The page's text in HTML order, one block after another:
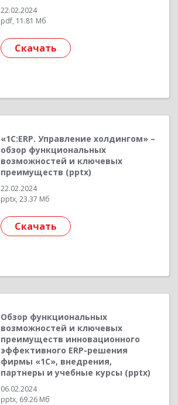
22.02.2024
pdf, 11.81 Мб
Скачать
«1С:ERP. Управление холдингом» –
обзор функциональных
возможностей и ключевых
преимуществ (pptx)
22.02.2024
pptx, 23.37 Мб
Скачать
Обзор функциональных
возможностей и ключевых
преимуществ инновационного
эффективного ERP-решения
фирмы «1С», внедрения,
партнеры и учебные курсы (pptx)
06.02.2024
pptx, 69.26 Мб